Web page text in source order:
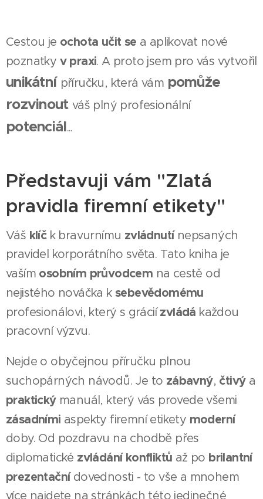
Cestou je ochota učit se a aplikovat nové
poznatky v praxi. A proto jsem pro vás vytvořil
unikátní příručku, která vám pomůže
rozvinout váš plný profesionální
potenciál...
Představuji vám "Zlatá
pravidla firemní etikety"
Váš klíč k bravurnímu zvládnutí nepsaných
pravidel korporátního světa. Tato kniha je
vaším osobním průvodcem na cestě od
nejistého nováčka k sebevědomému
profesionálovi, který s gráciízvládá každou
pracovní výzvu.
Nejde o obyčejnou příručku plnou
suchopárných návodů. Je to zábavný, čtivý a
praktický manuál, který vás provede všemi
zásadními aspekty firemní etikety moderní
doby. Od pozdravu na chodbě přes
diplomatické zvládání konfliktů až po brilantní
prezentační dovednosti - to vše a mnohem
více najdete na stránkách této jedinečné